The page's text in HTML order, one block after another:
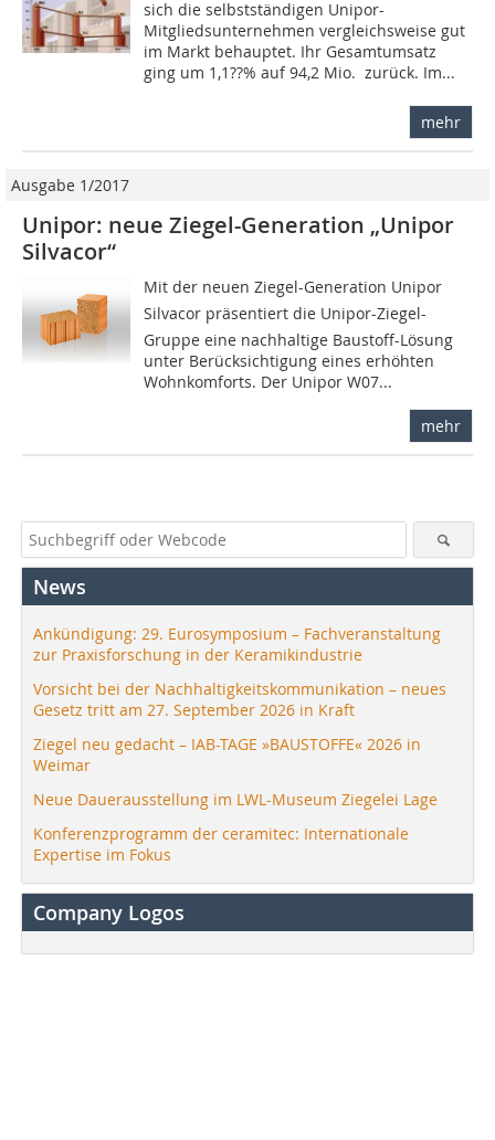
sich die selbstständigen Unipor-
Mitgliedsunternehmen vergleichsweise gut
im Markt behauptet. Ihr Gesamtumsatz
ging um 1,1??% auf 94,2 Mio.  zurück. Im...
mehr
Ausgabe 1/2017
Unipor: neue Ziegel-Generation „Unipor
Silvacor“
Mit der neuen Ziegel-Generation Unipor
Silvacor präsentiert die Unipor-Ziegel-
Gruppe eine nachhaltige Baustoff-Lösung
unter Berücksichtigung eines erhöhten
Wohnkomforts. Der Unipor W07...
mehr
News
Ankündigung: 29. Eurosymposium – Fachveranstaltung
zur Praxisforschung in der Keramikindustrie
Vorsicht bei der Nachhaltigkeitskommunikation – neues
Gesetz tritt am 27. September 2026 in Kraft
Ziegel neu gedacht – IAB-TAGE »BAUSTOFFE« 2026 in
Weimar
Neue Dauerausstellung im LWL-Museum Ziegelei Lage
Konferenzprogramm der ceramitec: Internationale
Expertise im Fokus
Company Logos